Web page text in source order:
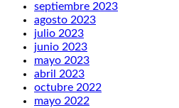
septiembre 2023
agosto 2023
julio 2023
junio 2023
mayo 2023
abril 2023
octubre 2022
mayo 2022